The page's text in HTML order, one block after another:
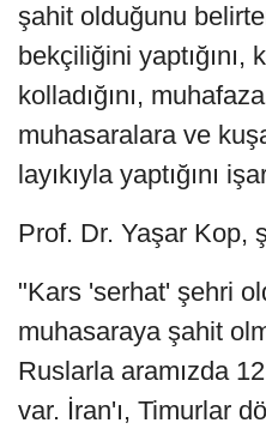
şahit olduğunu
bekçiliğini yaptığını,
kolladığını,
muhasaralara ve
layıkıyla yaptığını
Prof. Dr. Yaşar Kop,
"Kars 'serhat' şehri
muhasaraya şahit
Ruslarla aramızda
var. İran'ı, Timurlar